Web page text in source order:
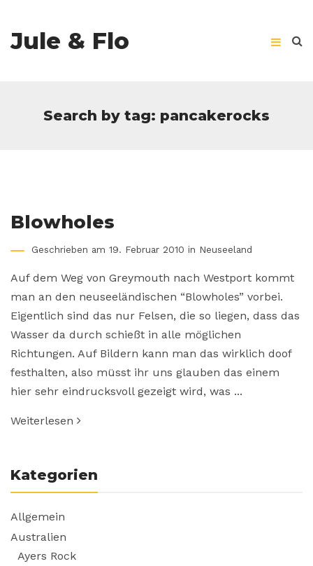
Jule & Flo
Search by tag: pancakerocks
Blowholes
Geschrieben am 19. Februar 2010 in Neuseeland
Auf dem Weg von Greymouth nach Westport kommt
man an den neuseeländischen “Blowholes” vorbei.
Eigentlich sind das nur Felsen, die so liegen, dass das
Wasser da durch schießt in alle möglichen
Richtungen. Auf Bildern kann man das wirklich doof
festhalten, also müsst ihr uns glauben das einem
hier sehr eindrucksvoll gezeigt wird, was ...
Weiterlesen
Kategorien
Allgemein
Australien
Ayers Rock